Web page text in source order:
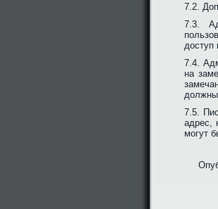
7.2.
7.3.
доступ
7.4.
на
должны
7.5.
адрес,
могут